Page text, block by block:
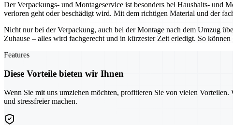
Der Verpackungs- und Montageservice ist besonders bei Haushalts- und
verloren geht oder beschädigt wird. Mit dem richtigen Material und der
Nicht nur bei der Verpackung, auch bei der Montage nach dem Umzug
Zuhause – alles wird fachgerecht und in kürzester Zeit erledigt. So
Features
Diese Vorteile bieten wir Ihnen
Wenn Sie mit uns umziehen möchten, profitieren Sie von vielen
und stressfreier machen.